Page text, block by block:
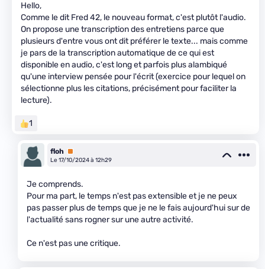
Hello,
Comme le dit Fred 42, le nouveau format, c'est plutôt l'audio.
On propose une transcription des entretiens parce que
plusieurs d'entre vous ont dit préférer le texte... mais comme
je pars de la transcription automatique de ce qui est
disponible en audio, c'est long et parfois plus alambiqué
qu'une interview pensée pour l'écrit (exercice pour lequel on
sélectionne plus les citations, précisément pour faciliter la
lecture).
1
floh Premium
Le 17/10/2024 à 12h29
Je comprends.
Pour ma part, le temps n'est pas extensible et je ne peux
pas passer plus de temps que je ne le fais aujourd'hui sur de
l'actualité sans rogner sur une autre activité.
Ce n'est pas une critique.